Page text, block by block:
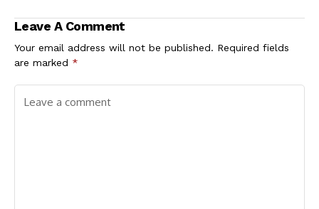
4 ಗಂಟೆಗೆ ಲೇಆಫ್ ಇಮೇಲ್!
Leave A Comment
Your email address will not be published. Required fields
are marked *